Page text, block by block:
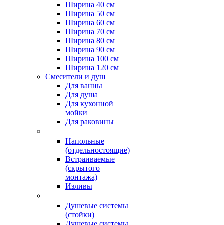
Ширина 40 см
Ширина 50 см
Ширина 60 см
Ширина 70 см
Ширина 80 см
Ширина 90 см
Ширина 100 см
Ширина 120 см
Смесители и душ
Для ванны
Для душа
Для кухонной
мойки
Для раковины
Напольные
(отдельностоящие)
Встраиваемые
(скрытого
монтажа)
Изливы
Душевые системы
(стойки)